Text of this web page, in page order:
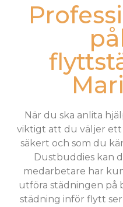
När du ska anlita
viktigt att du väljer
säkert och som du
Dustbuddies kan
medarbetare har
utföra städningen på
städning inför flytt